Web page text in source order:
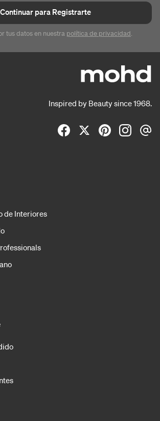
Continuar para Registrarte
tus datos en nuestra política de privacidad.
Inspired by Beauty since 1968.
de Interiores